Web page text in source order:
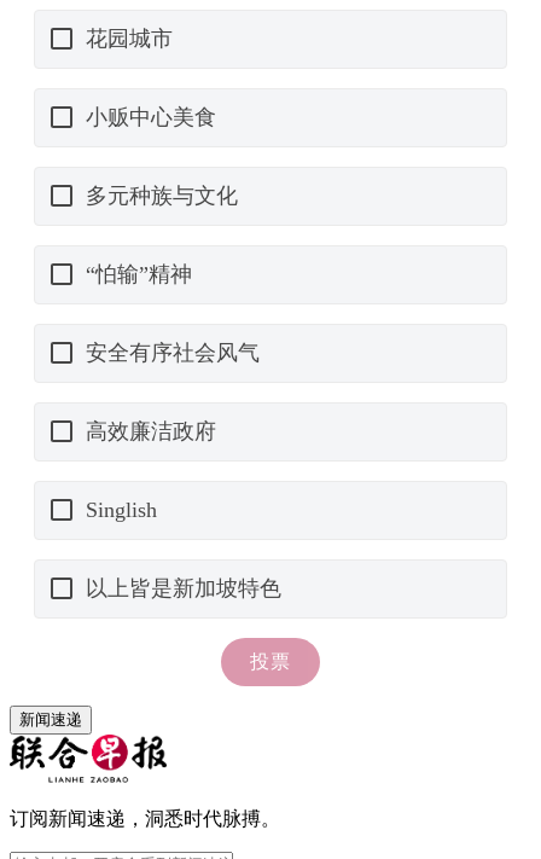
新闻速递
订阅新闻速递，洞悉时代脉搏。